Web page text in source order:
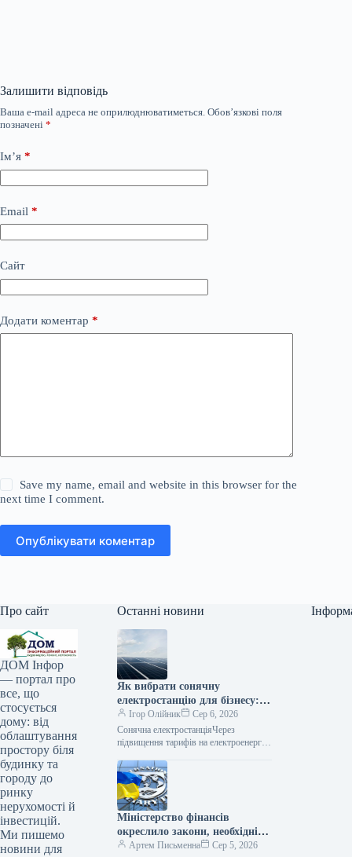
Залишити відповідь
Ваша e-mail адреса не оприлюднюватиметься. Обов’язкові поля
позначені *
Ім’я *
Email *
Сайт
Додати коментар *
Save my name, email and website in this browser for the
next time I comment.
Опублікувати коментар
Про сайт
ДОМ Інфор
— портал про
все, що
стосується
дому: від
облаштування
простору біля
будинку та
городу до
ринку
нерухомості й
інвестицій.
Ми пишемо
новини для
Останні новини
Як вибрати сонячну
електростанцію для бізнесу: 5
частіших помилок
Ігор Олійник
Сер 6, 2026
Сонячна електростанціяЧерез
підвищення тарифів на електроенергію
український бізнес все активніше
вкладає кошти у власні джерела
Міністерство фінансів
окреслило закони, необхідні
Україні для прогресу на
Артем Письменна
Сер 5, 2026